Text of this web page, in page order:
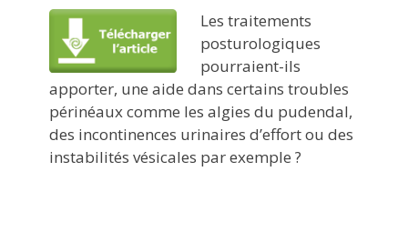
Les traitements
posturologiques
pourraient-ils
apporter, une aide dans certains troubles
périnéaux comme les algies du pudendal,
des incontinences urinaires d’effort ou des
instabilités vésicales par exemple ?